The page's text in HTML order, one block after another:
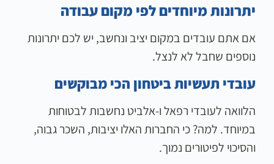
יתרונות מיוחדים לפי מקום עבודה
אם אתם עובדים במקום יציב ונחשב, יש לכם יתרונות
נוספים שחבל לא לנצל.
עובדי תעשיות ביטחון הכי מבוקשים
הלוואה לעובדי רפאל ו-אלביט נחשבות לבטוחות
במיוחד. למה? כי החברות האלו יציבות, השכר גבוה,
והסיכוי לפיטורים נמוך.